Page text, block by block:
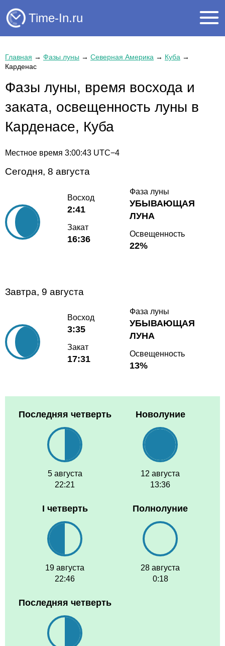
Time-In.ru
Главная → Фазы луны → Северная Америка → Куба →
Карденас
Фазы луны, время восхода и
заката, освещенность луны в
Карденасе, Куба
Местное время 3:00:43 UTC−4
Сегодня, 8 августа
Восход
2:41
Закат
16:36
Фаза луны
УБЫВАЮЩАЯ
ЛУНА
Освещенность
22%
Завтра, 9 августа
Восход
3:35
Закат
17:31
Фаза луны
УБЫВАЮЩАЯ
ЛУНА
Освещенность
13%
Последняя четверть
5 августа
22:21
Новолуние
12 августа
13:36
I четверть
19 августа
22:46
Полнолуние
28 августа
0:18
Последняя четверть